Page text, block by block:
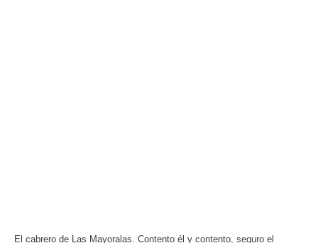
El cabrero de Las Mayoralas. Contento él y contento, seguro el